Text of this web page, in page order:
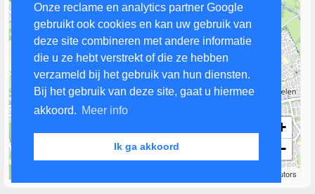
Onze reclame en analytics partner Google
gebruikt ook cookies en kan uw gebruik van
deze site combineren met andere informatie
die u ze hebt verstrekt of die ze hebben
verzameld bij het gebruik van hun diensten.
Bij het gebruik van deze site, gaat u hiermee
akkoord. Meer info
Ik ga akkoord
+
−
contributors